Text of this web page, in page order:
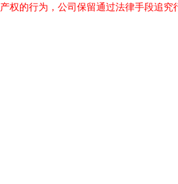
权的行为，公司保留通过法律手段追究